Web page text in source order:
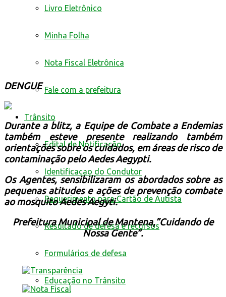
Livro Eletrônico
Minha Folha
Nota Fiscal Eletrônica
Fale com a prefeitura
Trânsito
Edital de Notificação
Identificacao do Condutor
Requerimento para Cartão de Autista
Resultado de defesa e recursos
Formulários de defesa
Educação no Trânsito
DENGUE
Durante a blitz, a Equipe de Combate a Endemias
também esteve presente realizando também
orientações sobre os cuidados, em áreas de risco de
contaminação pelo Aedes Aegypti.
Os Agentes, sensibilizaram os abordados sobre as
pequenas atitudes e ações de prevenção combate
ao mosquito Aedes Aegyti.
Prefeitura Municipal de Mantena,”Cuidando de
Nossa Gente”.